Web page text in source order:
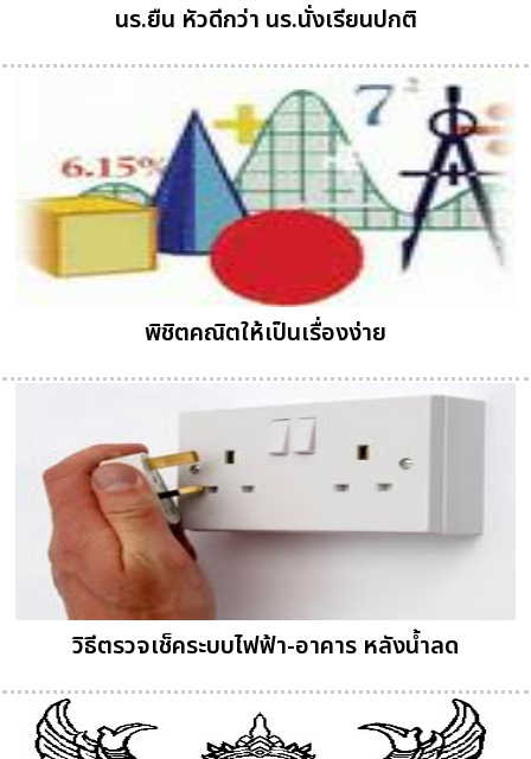
นร.ยืน หัวดีกว่า นร.นั่งเรียนปกติ
พิชิตคณิตให้เป็นเรื่องง่าย
วิธีตรวจเช็คระบบไฟฟ้า-อาคาร หลังน้ำลด